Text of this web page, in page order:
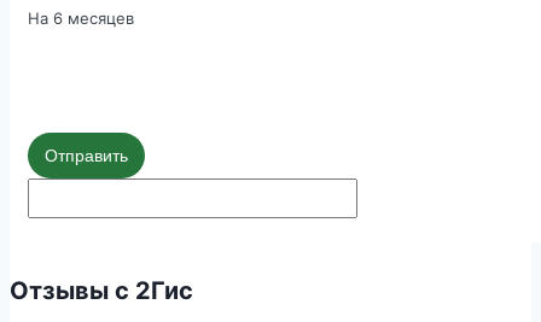
На 6 месяцев
Отправить
Отзывы с 2Гис